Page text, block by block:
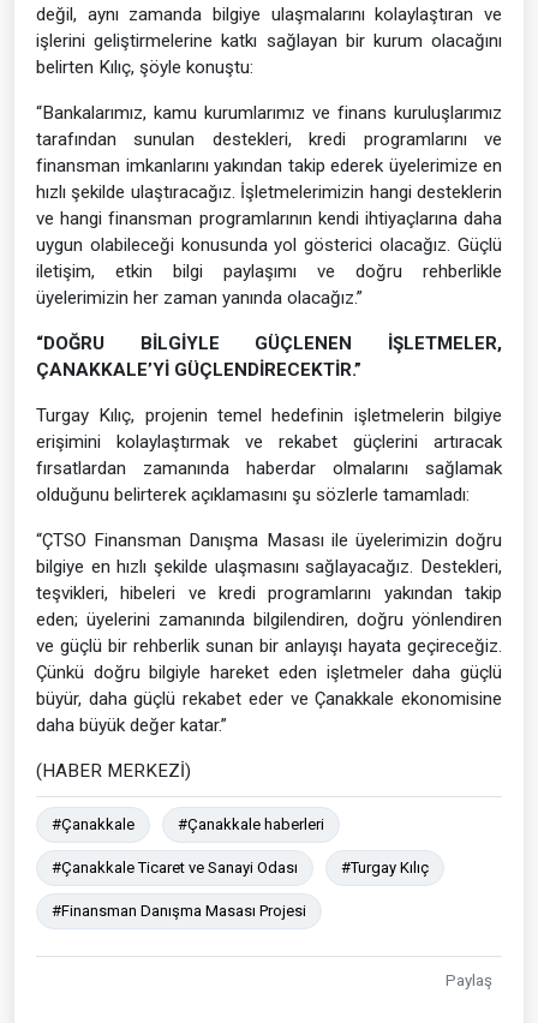
değil, aynı zamanda bilgiye ulaşmalarını kolaylaştıran ve
işlerini geliştirmelerine katkı sağlayan bir kurum olacağını
belirten Kılıç, şöyle konuştu:
“Bankalarımız, kamu kurumlarımız ve finans kuruluşlarımız
tarafından sunulan destekleri, kredi programlarını ve
finansman imkanlarını yakından takip ederek üyelerimize en
hızlı şekilde ulaştıracağız. İşletmelerimizin hangi desteklerin
ve hangi finansman programlarının kendi ihtiyaçlarına daha
uygun olabileceği konusunda yol gösterici olacağız. Güçlü
iletişim, etkin bilgi paylaşımı ve doğru rehberlikle
üyelerimizin her zaman yanında olacağız.”
“DOĞRU BİLGİYLE GÜÇLENEN İŞLETMELER,
ÇANAKKALE’Yİ GÜÇLENDİRECEKTİR.”
Turgay Kılıç, projenin temel hedefinin işletmelerin bilgiye
erişimini kolaylaştırmak ve rekabet güçlerini artıracak
fırsatlardan zamanında haberdar olmalarını sağlamak
olduğunu belirterek açıklamasını şu sözlerle tamamladı:
“ÇTSO Finansman Danışma Masası ile üyelerimizin doğru
bilgiye en hızlı şekilde ulaşmasını sağlayacağız. Destekleri,
teşvikleri, hibeleri ve kredi programlarını yakından takip
eden; üyelerini zamanında bilgilendiren, doğru yönlendiren
ve güçlü bir rehberlik sunan bir anlayışı hayata geçireceğiz.
Çünkü doğru bilgiyle hareket eden işletmeler daha güçlü
büyür, daha güçlü rekabet eder ve Çanakkale ekonomisine
daha büyük değer katar.”
(HABER MERKEZİ)
#Çanakkale #Çanakkale haberleri
#Çanakkale Ticaret ve Sanayi Odası #Turgay Kılıç
#Finansman Danışma Masası Projesi
Paylaş